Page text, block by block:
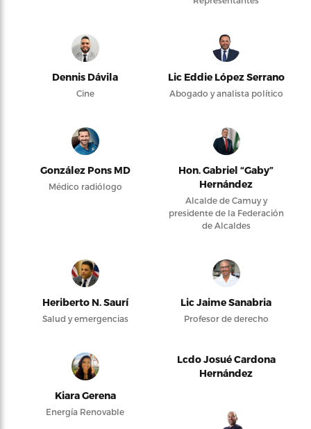
Dennis Dávila
Cine
Lic Eddie López Serrano
Abogado y analista político
González Pons MD
Médico radiólogo
Hon. Gabriel “Gaby”
Hernández
Alcalde de Camuy y
presidente de la Federación
de Alcaldes
Heriberto N. Saurí
Salud y emergencias
Lic Jaime Sanabria
Profesor de derecho
Kiara Gerena
Energía Renovable
Lcdo Josué Cardona
Hernández